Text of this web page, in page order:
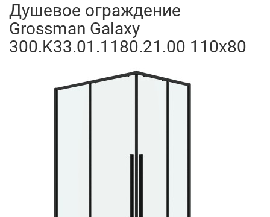
Душевое ограждение
Grossman Galaxy
300.K33.01.1180.21.00 110x80